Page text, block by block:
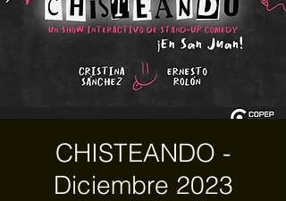
CHISTEANDO -
Diciembre 2023